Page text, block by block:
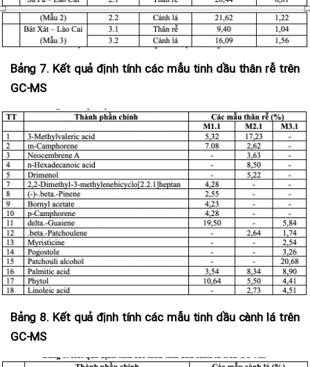
Bảng 7. Kết quả định tính các mẫu tinh dầu thân rễ trên
GC-MS
Bảng 8. Kết quả định tính các mẫu tinh dầu cành lá trên
GC-MS